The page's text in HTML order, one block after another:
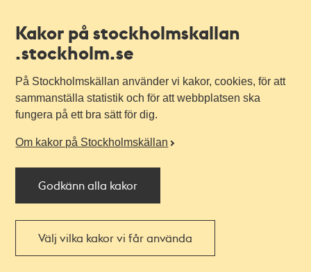
Kakor på stockholmskallan
.stockholm.se
På Stockholmskällan använder vi kakor, cookies, för att
sammanställa statistik och för att webbplatsen ska
fungera på ett bra sätt för dig.
Om kakor på Stockholmskällan
Godkänn alla kakor
Välj vilka kakor vi får använda